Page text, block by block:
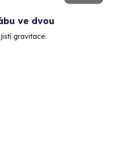
ve dvou
gravitace.